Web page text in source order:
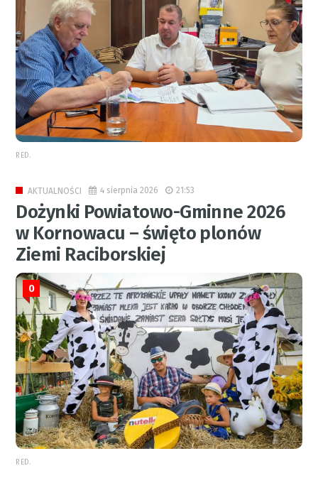
RED.
AKTUALNOŚCI 4 sierpnia 2026 21:53
Dożynki Powiatowo-Gminne 2026
w Kornowacu – święto plonów
Ziemi Raciborskiej
0
RED.